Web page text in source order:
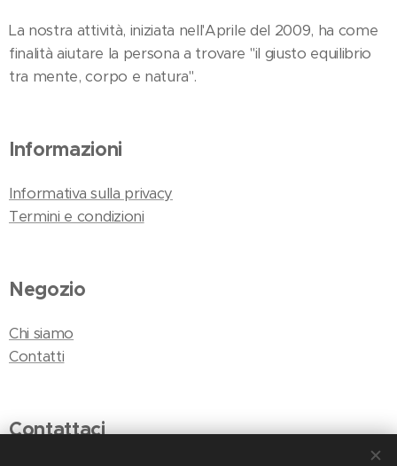
La nostra attività, iniziata nell'Aprile del 2009, ha come
finalità aiutare la persona a trovare "il giusto equilibrio
tra mente, corpo e natura".
Informazioni
Informativa sulla privacy
Termini e condizioni
Negozio
Chi siamo
Contatti
Contattaci